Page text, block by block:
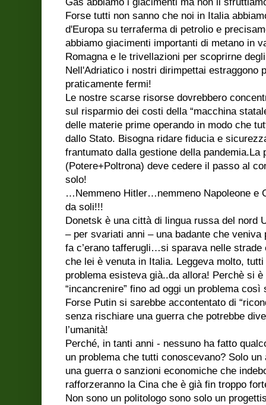
Forse tutti non sanno che noi in Italia
d'Europa su terraferma di petrolio e
abbiamo giacimenti importanti di metano in
Romagna e le trivellazioni per scoprirne
Nell'Adriatico i nostri dirimpettai estraggono
praticamente fermi!
Le nostre scarse risorse dovrebbero
sul risparmio dei costi della “macchina
delle materie prime operando in modo che
dallo Stato. Bisogna ridare fiducia e
frantumato dalla gestione della pandemia.La
(Potere+Poltrona) deve cedere il passo al
solo!
…Nemmeno Hitler…nemmeno Napoleone e
da soli!!!
Donetsk è una città di lingua russa del nord
– per svariati anni – una badante che
fa c’erano tafferugli…si sparava nelle
che lei è venuta in Italia. Leggeva molto,
problema esisteva già..da allora! Perchè si
“incancrenire” fino ad oggi un problema
Forse Putin si sarebbe accontentato di
senza rischiare una guerra che potrebbe
l’umanità!
Perché, in tanti anni - nessuno ha fatto
un problema che tutti conoscevano? Solo
una guerra o sanzioni economiche che
rafforzeranno la Cina che è già fin troppo
Non sono un politologo sono solo un